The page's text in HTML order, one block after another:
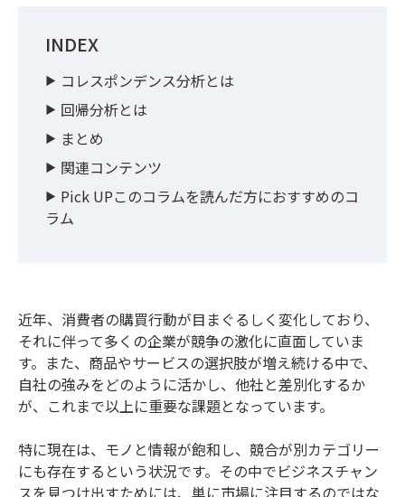
INDEX
コレスポンデンス分析とは
回帰分析とは
まとめ
関連コンテンツ
Pick UPこのコラムを読んだ方におすすめのコ
ラム
近年、消費者の購買行動が目まぐるしく変化しており、
それに伴って多くの企業が競争の激化に直面していま
す。また、商品やサービスの選択肢が増え続ける中で、
自社の強みをどのように活かし、他社と差別化するか
が、これまで以上に重要な課題となっています。
特に現在は、モノと情報が飽和し、競合が別カテゴリー
にも存在するという状況です。その中でビジネスチャン